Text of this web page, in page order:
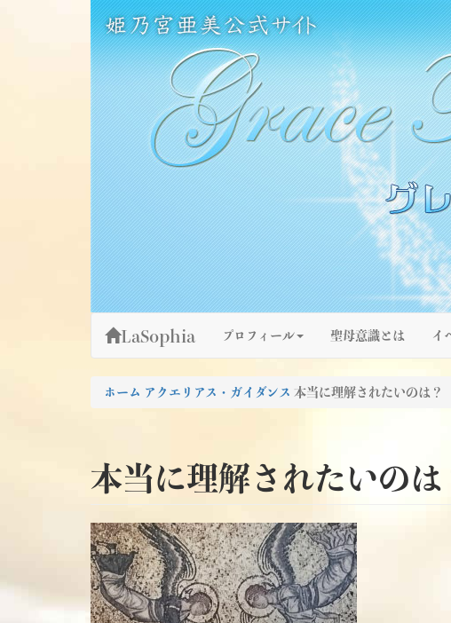
姫乃宮亜美公式サイト～Grace Fountain～
グレースファウンテン
LaSophia プロフィール 聖母意識とは イ
ホーム アクエリアス・ガイダンス 本当に理解されたいのは？
本当に理解されたいのは